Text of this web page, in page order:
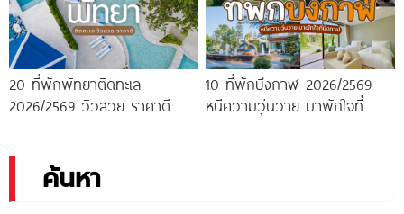
20 ที่พักพัทยาติดทะเล
2026/2569 วิวสวย ราคาดี
10 ที่พักบึงกาฬ 2026/2569
หนีความวุ่นวาย มาพักใจที่
ค้นหา